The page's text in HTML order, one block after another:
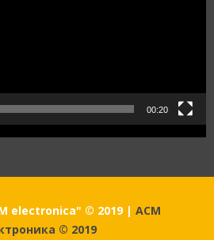
00:20
electronica" © 2019| АСМ
© 2019